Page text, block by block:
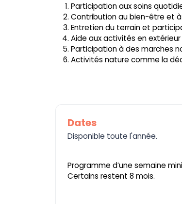
Participation aux soins
Contribution au bien-être et
Entretien du terrain et
Aide aux activités en
Participation à des marches
Activités nature comme la
Dates
Disponible toute l'année.
Programme d’une semaine
Certains restent 8 mois.